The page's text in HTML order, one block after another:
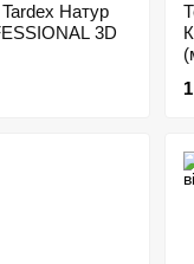
Натур
3D